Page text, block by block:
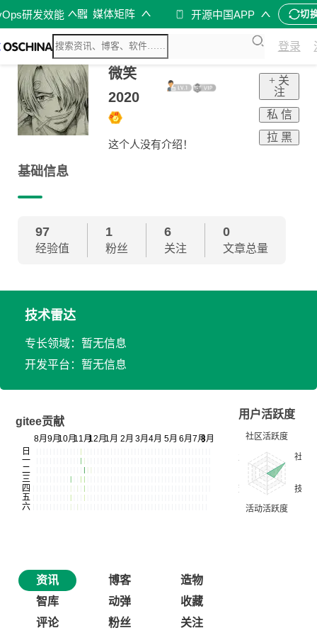
研发效能 媒体矩阵 开源中国APP 切
登录
微笑
2020
这个人没有介绍！
+ 关
注
私 信
拉 黑
基础信息
97
经验值
1
粉丝
6
关注
0
文章总量
技术雷达
专长领域：暂无信息
开发平台：暂无信息
gitee贡献
用户活跃度
资讯 博客
造物
智库
动弹
收藏
评论
粉丝 关注